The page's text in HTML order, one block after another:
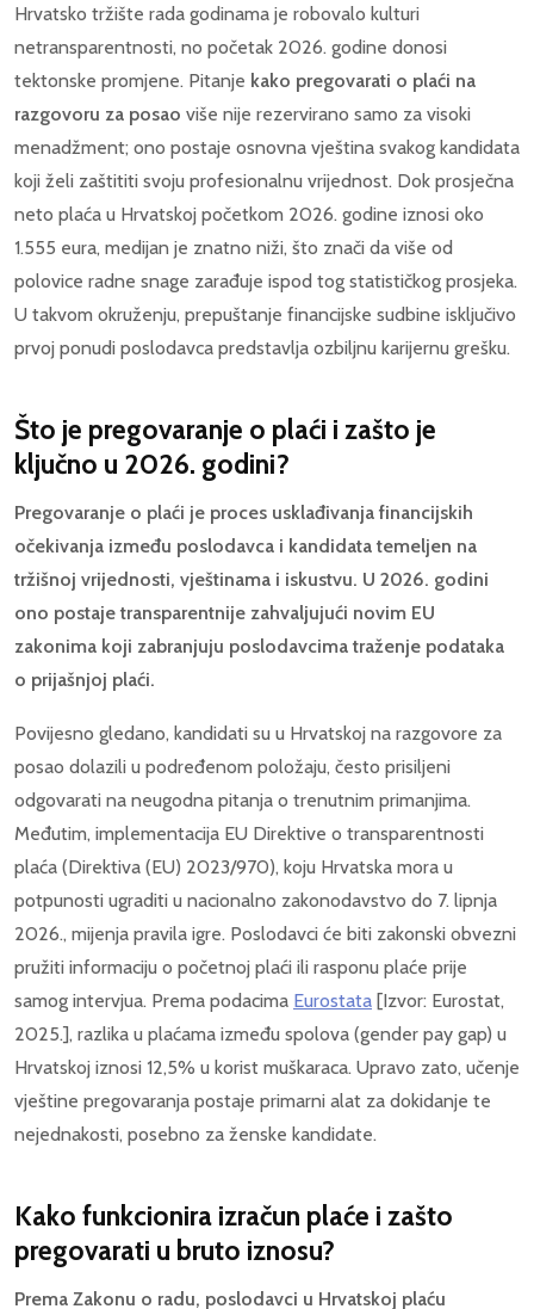
Hrvatsko tržište rada godinama je robovalo kulturi
netransparentnosti, no početak 2026. godine donosi
tektonske promjene. Pitanje kako pregovarati o plaći na
razgovoru za posao više nije rezervirano samo za visoki
menadžment; ono postaje osnovna vještina svakog kandidata
koji želi zaštititi svoju profesionalnu vrijednost. Dok prosječna
neto plaća u Hrvatskoj početkom 2026. godine iznosi oko
1.555 eura, medijan je znatno niži, što znači da više od
polovice radne snage zarađuje ispod tog statističkog prosjeka.
U takvom okruženju, prepuštanje financijske sudbine isključivo
prvoj ponudi poslodavca predstavlja ozbiljnu karijernu grešku.
Što je pregovaranje o plaći i zašto je
ključno u 2026. godini?
Pregovaranje o plaći je proces usklađivanja financijskih
očekivanja između poslodavca i kandidata temeljen na
tržišnoj vrijednosti, vještinama i iskustvu. U 2026. godini
ono postaje transparentnije zahvaljujući novim EU
zakonima koji zabranjuju poslodavcima traženje podataka
o prijašnjoj plaći.
Povijesno gledano, kandidati su u Hrvatskoj na razgovore za
posao dolazili u podređenom položaju, često prisiljeni
odgovarati na neugodna pitanja o trenutnim primanjima.
Međutim, implementacija EU Direktive o transparentnosti
plaća (Direktiva (EU) 2023/970), koju Hrvatska mora u
potpunosti ugraditi u nacionalno zakonodavstvo do 7. lipnja
2026., mijenja pravila igre. Poslodavci će biti zakonski obvezni
pružiti informaciju o početnoj plaći ili rasponu plaće prije
samog intervjua. Prema podacima Eurostata [Izvor: Eurostat,
2025.], razlika u plaćama između spolova (gender pay gap) u
Hrvatskoj iznosi 12,5% u korist muškaraca. Upravo zato, učenje
vještine pregovaranja postaje primarni alat za dokidanje te
nejednakosti, posebno za ženske kandidate.
Kako funkcionira izračun plaće i zašto
pregovarati u bruto iznosu?
Prema Zakonu o radu, poslodavci u Hrvatskoj plaću